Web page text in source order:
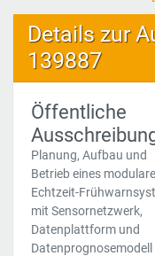
Details zur
139887
Öffentliche
Planung, Aufbau und
Betrieb eines
Echtzeit-
mit Sensornetzwerk,
Datenplattform und
Datenprognosemodell